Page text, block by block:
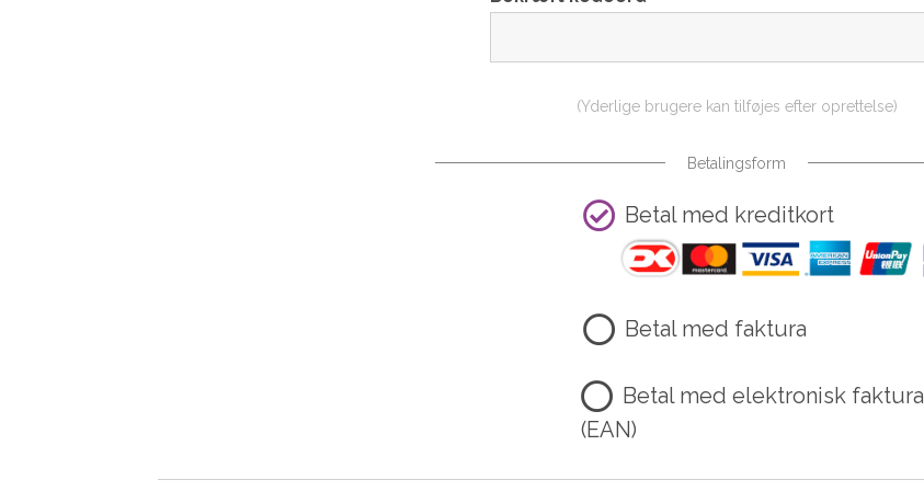
(Yderlige brugere kan tilføjes efter oprettelse)
Betalingsform
Betal med kreditkort
Betal med faktura
Betal med elektronisk faktura
(EAN)